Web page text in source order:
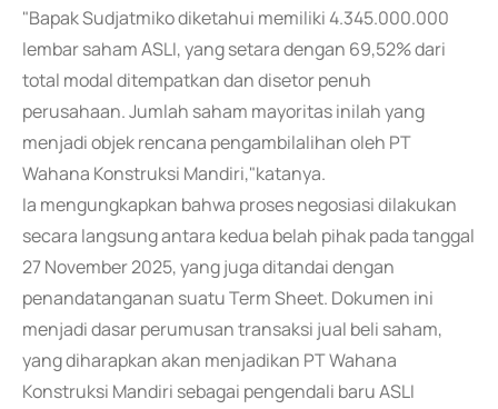
"Bapak Sudjatmiko diketahui memiliki 4.345.000.000
lembar saham ASLI, yang setara dengan 69,52% dari
total modal ditempatkan dan disetor penuh
perusahaan. Jumlah saham mayoritas inilah yang
menjadi objek rencana pengambilalihan oleh PT
Wahana Konstruksi Mandiri,"katanya.
Ia mengungkapkan bahwa proses negosiasi dilakukan
secara langsung antara kedua belah pihak pada tanggal
27 November 2025, yang juga ditandai dengan
penandatanganan suatu Term Sheet. Dokumen ini
menjadi dasar perumusan transaksi jual beli saham,
yang diharapkan akan menjadikan PT Wahana
Konstruksi Mandiri sebagai pengendali baru ASLI